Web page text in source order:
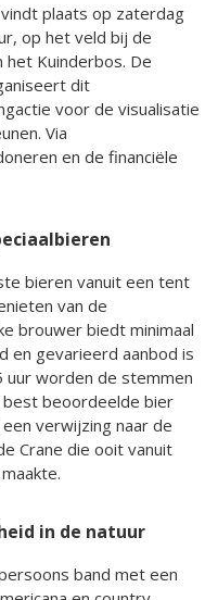
plaats op zaterdag
op het veld bij de
het Kuinderbos. De
dit
voor de visualisatie
Via
en de financiële
bieren vanuit een tent
van de
brouwer biedt minimaal
en gevarieerd aanbod is
uur worden de stemmen
beoordeelde bier
verwijzing naar de
Crane die ooit vanuit
in de natuur
band met een